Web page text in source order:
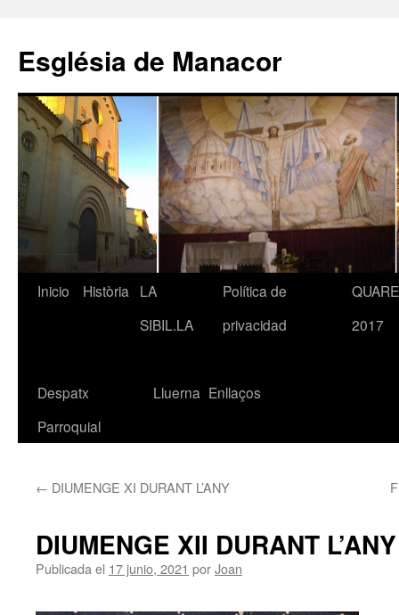
contenido
Església de Manacor
Inicio Història
LA
SIBIL.LA
Política de
privacidad
2017
Despatx
Parroquial
Lluerna Enllaços
← DIUMENGE XI DURANT L’ANY
DIUMENGE XII DURANT L’ANY
Publicada el 17 junio, 2021 porJoan